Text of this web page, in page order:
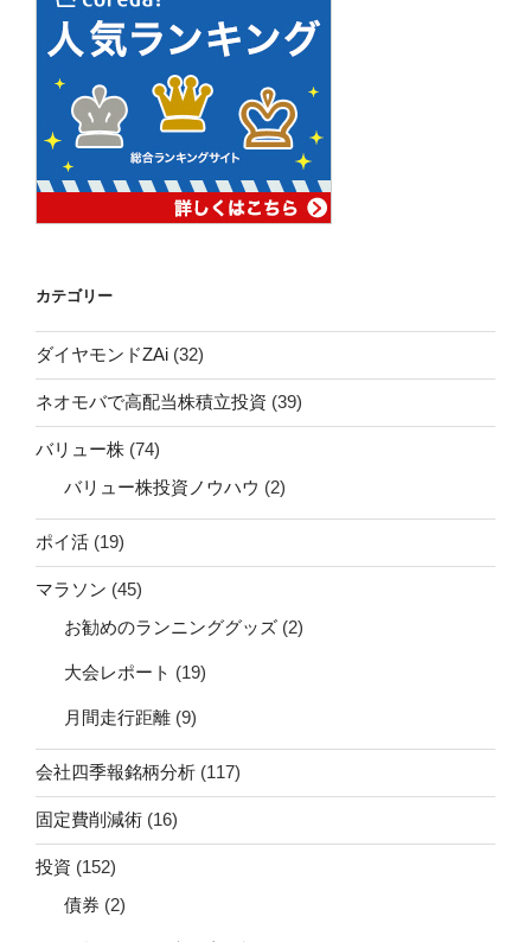
カテゴリー
ダイヤモンドZAi (32)
ネオモバで高配当株積立投資 (39)
バリュー株 (74)
バリュー株投資ノウハウ (2)
ポイ活 (19)
マラソン (45)
お勧めのランニンググッズ (2)
大会レポート (19)
月間走行距離 (9)
会社四季報銘柄分析 (117)
固定費削減術 (16)
投資 (152)
債券 (2)